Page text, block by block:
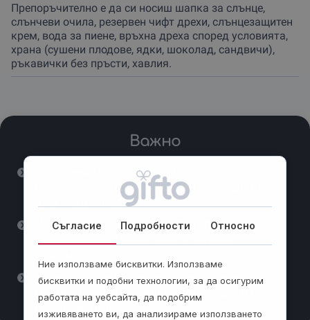
Препоръчително е да си носиш шапка за слънце,
слънчеви очила, резервен чифт дрехи, слънцезащитен
крем, вода за пиене, връхна дреха според условията,
храна (сушени плодове, ядки, шоколад, сандвичи),
ръкавички без пръсти, хавлия.
Важно
Ако времето е неподходящо,
преживяването може да се проведе на
друга удобна дата.
Има опция за почивка и похапване в
Каякинг приключението се провежда в
групи от 4 до 12 човека. Лица под 18 г. с
придружител.
Съгласие Подробности Относно
Ние използваме бисквитки. Използваме
бисквитки и подобни технологии, за да осигурим
работата на уебсайта, да подобрим
изживяването ви, да анализираме използването